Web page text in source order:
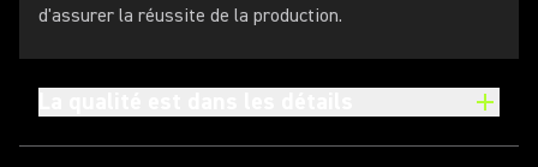
d'assurer la réussite de la production.